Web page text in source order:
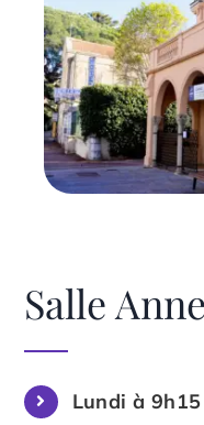
Salle
Lundi à 9h15